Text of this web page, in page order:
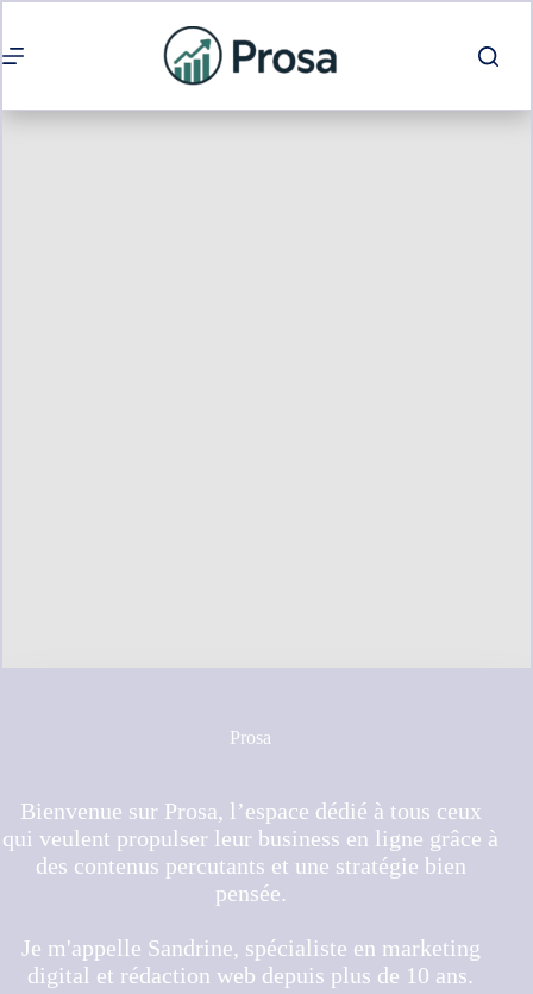
contenu
Prosa
Bienvenue sur Prosa, l’espace dédié à tous ceux
qui veulent propulser leur business en ligne grâce à
des contenus percutants et une stratégie bien
pensée.
Je m'appelle Sandrine, spécialiste en marketing
digital et rédaction web depuis plus de 10 ans.